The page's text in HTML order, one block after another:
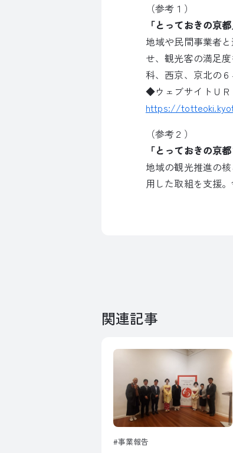
（参考１）
「とっておきの京
地域や民間事業者
せ、観光客の満足
科、西京、京北の
◆ウェブサイトＵＲ
https://
（参考２）
「とっておきの京
地域の観光推進の
用した取組を支援
関連記事
事業報告